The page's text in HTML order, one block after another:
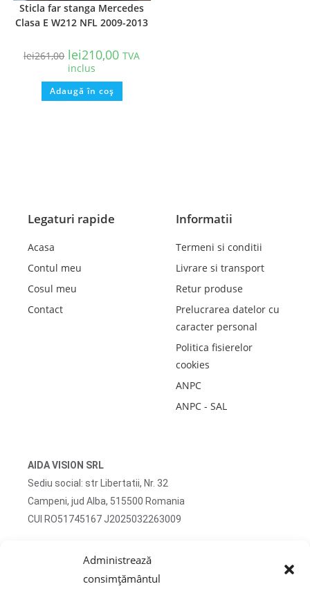
Administrează
consimțământul
Sticla far stanga Mercedes
Clasa E W212 NFL 2009-2013
lei261,00 lei210,00 TVA
inclus
Adaugă în coș
Legaturi rapide
Acasa
Contul meu
Cosul meu
Contact
Informatii
Termeni si conditii
Livrare si transport
Retur produse
Prelucrarea datelor cu
caracter personal
Politica fisierelor
cookies
ANPC
ANPC - SAL
AIDA VISION SRL
Sediu social: str Libertatii, Nr. 32
Campeni, jud Alba, 515500 Romania
CUI RO51745167 J2025032263009